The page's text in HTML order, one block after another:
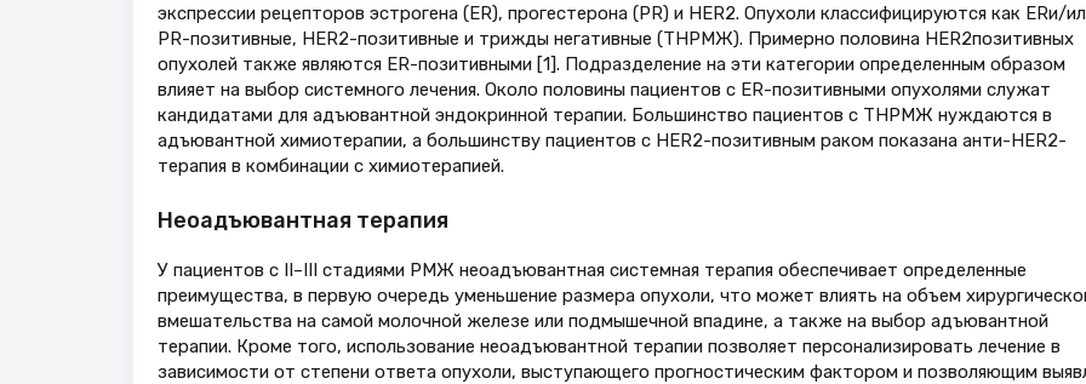
экспрессии рецепторов эстрогена (ER), прогестерона (PR) и HER2. Опухоли классифицируются как ERи/
PR-позитивные, HER2-позитивные и трижды негативные (ТНРМЖ). Примерно половина HER2позитивных
опухолей также являются ER-позитивными [1]. Подразделение на эти категории определенным образом
влияет на выбор системного лечения. Около половины пациентов с ER-позитивными опухолями служат
кандидатами для адъювантной эндокринной терапии. Большинство пациентов с ТНРМЖ нуждаются в
адъювантной химиотерапии, а большинству пациентов с HER2-позитивным раком показана анти-HER2-
терапия в комбинации с химиотерапией.
Неоадъювантная терапия
У пациентов с II–III стадиями РМЖ неоадъювантная системная терапия обеспечивает определенные
преимущества, в первую очередь уменьшение размера опухоли, что может влиять на объем
вмешательства на самой молочной железе или подмышечной впадине, а также на выбор адъювантной
терапии. Кроме того, использование неоадъювантной терапии позволяет персонализировать лечение в
зависимости от степени ответа опухоли, выступающего прогностическим фактором и позволяющим